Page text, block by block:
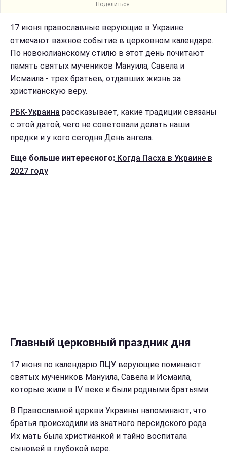
Поделиться:
17 июня православные верующие в Украине
отмечают важное событие в церковном календаре.
По новоюлианскому стилю в этот день почитают
память святых мучеников Мануила, Савела и
Исмаила - трех братьев, отдавших жизнь за
христианскую веру.
РБК-Украина рассказывает, какие традиции связаны
с этой датой, чего не советовали делать наши
предки и у кого сегодня День ангела.
Еще больше интересного: Когда Пасха в Украине в
2027 году
Главный церковный праздник дня
17 июня по календарю ПЦУ верующие поминают
святых мучеников Мануила, Савела и Исмаила,
которые жили в IV веке и были родными братьями.
В Православной церкви Украины напоминают, что
братья происходили из знатного персидского рода.
Их мать была христианкой и тайно воспитала
сыновей в глубокой вере.